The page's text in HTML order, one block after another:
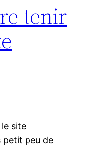
tenir
site
petit peu de